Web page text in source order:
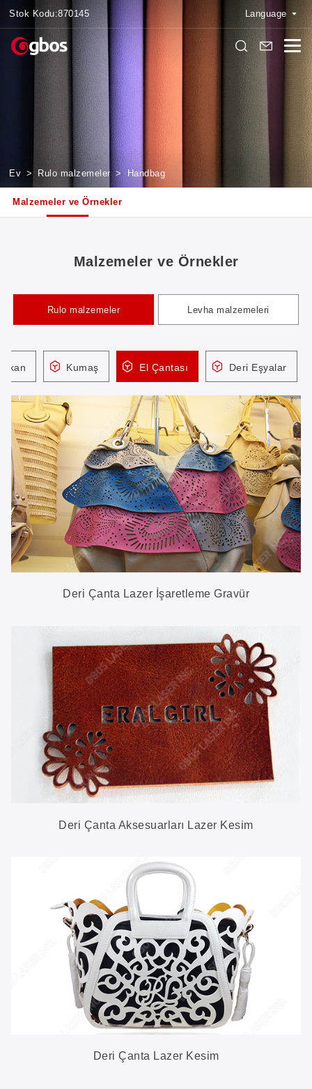
Stok Kodu:870145 Language
Ev > Rulo malzemeler > Handbag
Malzemeler ve Örnekler
Malzemeler ve Örnekler
Rulo malzemeler Levha malzemeleri
Kumaş El Çantası Deri Eşyalar
Deri Çanta Lazer İşaretleme Gravür
Deri Çanta Aksesuarları Lazer Kesim
Deri Çanta Lazer Kesim